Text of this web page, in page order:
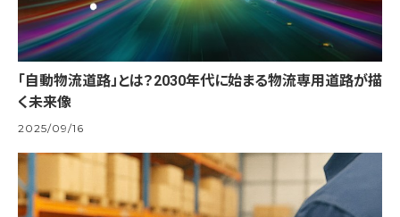
「自動物流道路」とは？2030年代に始まる物流専用道路が描
く未来像
2025/09/16